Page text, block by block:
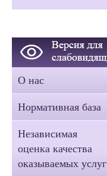
О нас
Нормативная база
Независимая
оценка качества
оказываемых услуг